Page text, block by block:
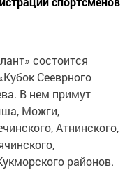
состоится
Сееврного
В нем примут
Можги,
Атнинского,
районов.